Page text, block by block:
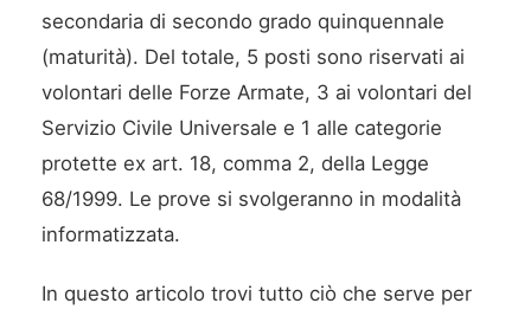
secondaria di secondo grado quinquennale
(maturità). Del totale, 5 posti sono riservati ai
volontari delle Forze Armate, 3 ai volontari del
Servizio Civile Universale e 1 alle categorie
protette ex art. 18, comma 2, della Legge
68/1999. Le prove si svolgeranno in modalità
informatizzata.
In questo articolo trovi tutto ciò che serve per